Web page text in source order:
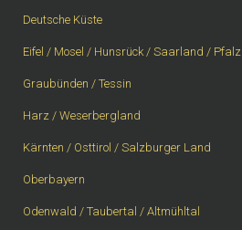
Deutsche Küste
Eifel / Mosel / Hunsrück / Saarland / Pfalz
Graubünden / Tessin
Harz / Weserbergland
Kärnten / Osttirol / Salzburger Land
Oberbayern
Odenwald / Taubertal / Altmühltal